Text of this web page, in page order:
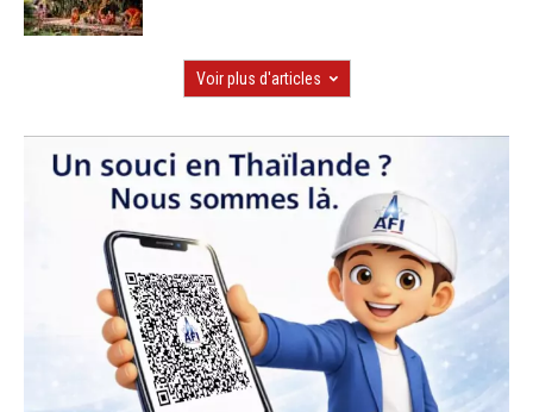
Voir plus d'articles